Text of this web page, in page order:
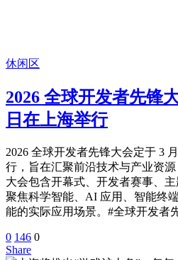
休闲区
2026 全球开发者先锋
日在上海举行
2026 全球开发者先锋大会定于 3
行，旨在汇聚前沿技术与产业资源
大会包含开幕式、开发者赛事、
聚焦科学智能、AI 应用、智能终
能的实际应用场景。#全球开发者
0 146 0
Share